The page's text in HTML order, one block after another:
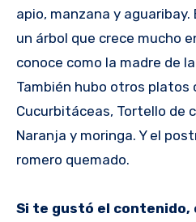
apio, manzana y
un árbol que crece mucho
conoce como la madre de
También hubo otros platos
Cucurbitáceas, Tortello de
Naranja y moringa. Y el
romero quemado.
Si te gustó el contenido,